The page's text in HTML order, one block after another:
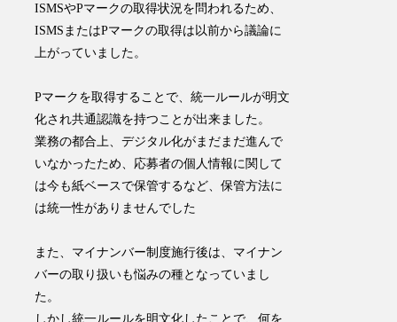
ISMSやPマークの取得状況を問われるため、
ISMSまたはPマークの取得は以前から議論に
上がっていました。
Pマークを取得することで、統一ルールが明文
化され共通認識を持つことが出来ました。
業務の都合上、デジタル化がまだまだ進んで
いなかったため、応募者の個人情報に関して
は今も紙ベースで保管するなど、保管方法に
は統一性がありませんでした
また、マイナンバー制度施行後は、マイナン
バーの取り扱いも悩みの種となっていまし
た。
しかし統一ルールを明文化したことで、何を